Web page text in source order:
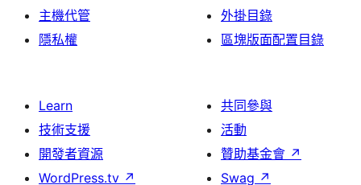
主機代管
隱私權
外掛目錄
區塊版面配置目錄
Learn
技術支援
開發者資源
WordPress.tv ↗
共同參與
活動
贊助基金會 ↗
Swag ↗